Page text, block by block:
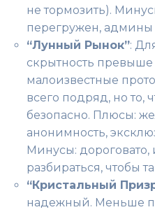
не тормозить).
перегружен, админы
“Лунный Рынок”:
скрытность превыше
малоизвестные
всего подряд, но то,
безопасно. Плюсы:
анонимность,
Минусы:
разбираться, чтобы
“Кристальный
надежный. Меньше